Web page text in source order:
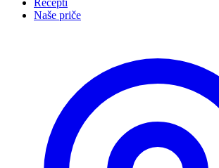
Recepti
Naše priče